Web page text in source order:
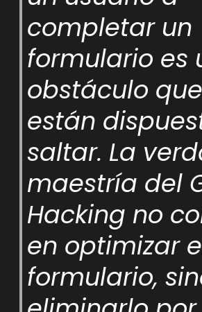
completar un
formulario es
obstáculo
están
saltar. La
maestría del
Hacking no
en optimizar
formulario,